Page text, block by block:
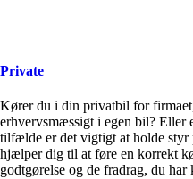
Private
Kører du i din privatbil for
erhvervsmæssigt i egen bil? Eller
tilfælde er det vigtigt at holde styr
hjælper dig til at føre en korrekt
godtgørelse og de fradrag, du har